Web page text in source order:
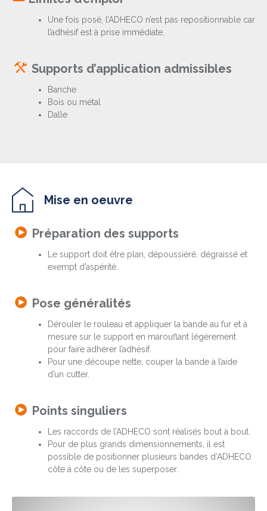
Une fois posé, l’ADHECO n’est pas repositionnable car
l’adhésif est à prise immédiate.
Supports d’application admissibles
Banche
Bois ou métal
Dalle
Mise en oeuvre
Préparation des supports
Le support doit être plan, dépoussiéré, dégraissé et
exempt d’aspérité.
Pose généralités
Dérouler le rouleau et appliquer la bande au fur et à
mesure sur le support en marouflant légèrement
pour faire adhérer l’adhésif.
Pour une découpe nette, couper la bande à l’aide
d’un cutter.
Points singuliers
Les raccords de l’ADHECO sont réalisés bout à bout.
Pour de plus grands dimensionnements, il est
possible de positionner plusieurs bandes d’ADHECO
côte à côte ou de les superposer.